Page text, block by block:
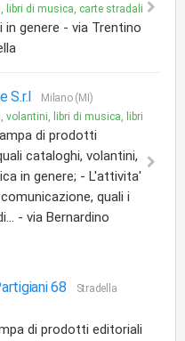
libri di musica, carte stradali
in genere - via Trentino
S.r.l
Milano (MI)
volantini, libri di musica, libri
di prodotti
cataloghi, volantini,
in genere; - L'attivita'
quali i
- via Bernardino
68
Stradella
di prodotti editoriali